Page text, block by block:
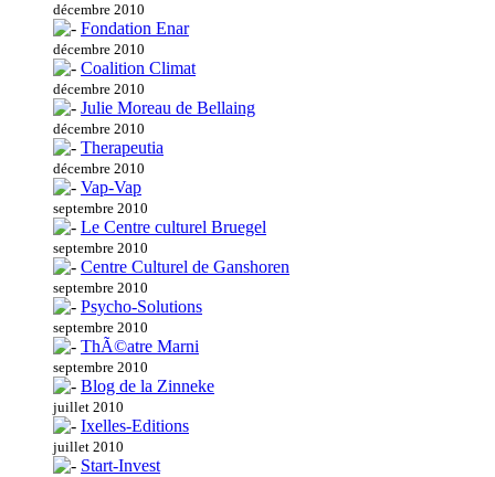
décembre 2010
Fondation Enar
décembre 2010
Coalition Climat
décembre 2010
Julie Moreau de Bellaing
décembre 2010
Therapeutia
décembre 2010
Vap-Vap
septembre 2010
Le Centre culturel Bruegel
septembre 2010
Centre Culturel de Ganshoren
septembre 2010
Psycho-Solutions
septembre 2010
ThÃ©atre Marni
septembre 2010
Blog de la Zinneke
juillet 2010
Ixelles-Editions
juillet 2010
Start-Invest